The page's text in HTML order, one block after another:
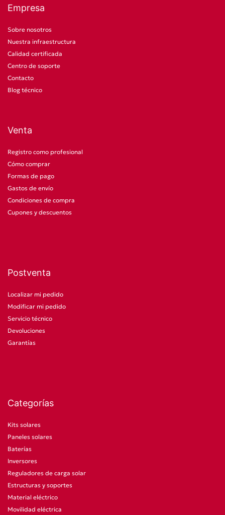
Empresa
Sobre nosotros
Nuestra infraestructura
Calidad certificada
Centro de soporte
Contacto
Blog técnico
Venta
Registro como profesional
Cómo comprar
Formas de pago
Gastos de envío
Condiciones de compra
Cupones y descuentos
Postventa
Localizar mi pedido
Modificar mi pedido
Servicio técnico
Devoluciones
Garantías
Categorías
Kits solares
Paneles solares
Baterías
Inversores
Reguladores de carga solar
Estructuras y soportes
Material eléctrico
Movilidad eléctrica